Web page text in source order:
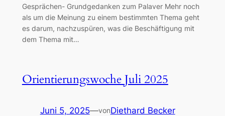
Gesprächen- Grundgedanken zum Palaver Mehr noch
als um die Meinung zu einem bestimmten Thema geht
es darum, nachzuspüren, was die Beschäftigung mit
dem Thema mit…
Orientierungswoche Juli 2025
Juni 5, 2025—vonDiethard Becker